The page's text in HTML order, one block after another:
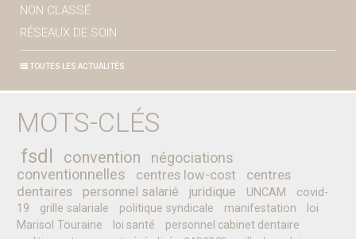
NON CLASSÉ
RÉSEAUX DE SOIN
TOUTES LES ACTUALITÉS
MOTS-CLÉS
fsdl convention
négociations
conventionnelles
centres low-cost
centres
dentaires
personnel salarié juridique UNCAM
covid-
19
grille salariale politique syndicale manifestation
loi
Marisol Touraine
loi santé personnel cabinet dentaire